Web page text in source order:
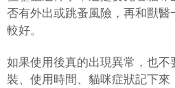
否有外出或跳蚤風險，再和獸醫
較好。
如果使用後真的出現異常，也
裝、使用時間、貓咪症狀記下來